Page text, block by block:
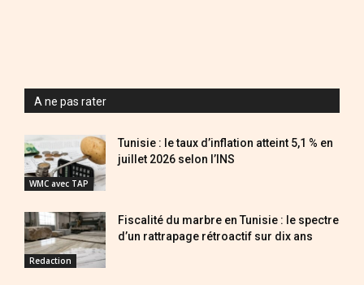
A ne pas rater
WMC avec TAP
Tunisie : le taux d’inflation atteint 5,1 % en
juillet 2026 selon l’INS
Redaction
Fiscalité du marbre en Tunisie : le spectre
d’un rattrapage rétroactif sur dix ans